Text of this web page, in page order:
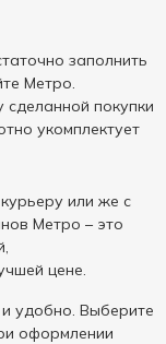
заполнить
Метро.
сделанной покупки
укомплектует
или же с
Метро – это
цене.
удобно. Выберите
оформлении